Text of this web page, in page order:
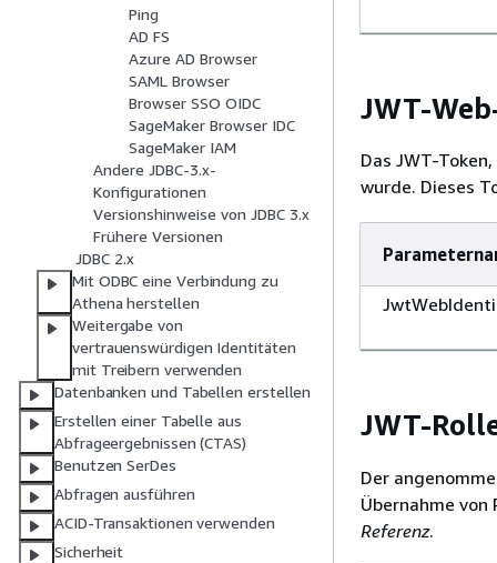
Ping
AD FS
Azure AD Browser
SAML Browser
Browser SSO OIDC
SageMaker Browser IDC
SageMaker IAM
Andere JDBC-3.x-
Konfigurationen
Versionshinweise von JDBC 3.x
Frühere Versionen
JDBC 2.x
Mit ODBC eine Verbindung zu
Athena herstellen
Weitergabe von
vertrauenswürdigen Identitäten
mit Treibern verwenden
Datenbanken und Tabellen erstellen
Erstellen einer Tabelle aus
Abfrageergebnissen (CTAS)
Benutzen SerDes
Abfragen ausführen
ACID-Transaktionen verwenden
Sicherheit
JWT-
Das JWT-
wurde. Dieses
JWT-
Der
Übernahme
Referenz.